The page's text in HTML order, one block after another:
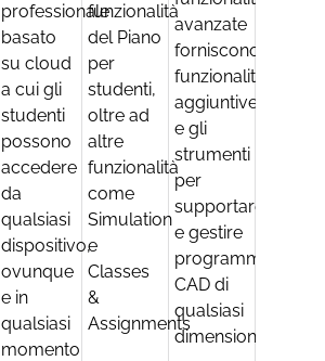
professionale
basato
su cloud
a cui gli
studenti
possono
accedere
da
qualsiasi
dispositivo,
ovunque
e in
qualsiasi
momento
funzionalità
del Piano
per
studenti,
oltre ad
altre
funzionalità
come
Simulation
e
Classes
&
Assignments
avanzate
forniscono
funzionalità
aggiuntive
e gli
strumenti
per
supportare
e gestire
programmi
CAD di
qualsiasi
dimensione